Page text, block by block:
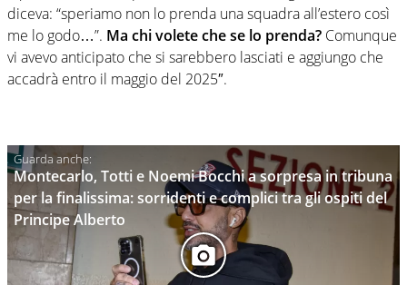
diceva: “speriamo non lo prenda una squadra all’estero così
me lo godo…”. Ma chi volete che se lo prenda? Comunque
vi avevo anticipato che si sarebbero lasciati e aggiungo che
accadrà entro il maggio del 2025″.
Montecarlo, Totti e Noemi Bocchi a sorpresa in tribuna
per la finalissima: sorridenti e complici tra gli ospiti del
Principe Alberto